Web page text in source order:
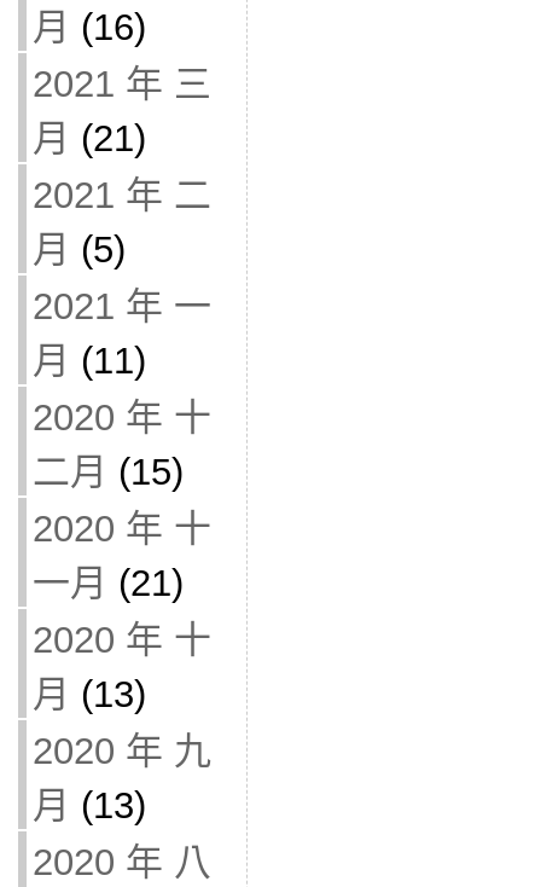
月 (16)
2021 年 三
月 (21)
2021 年 二
月 (5)
2021 年 一
月 (11)
2020 年 十
二月 (15)
2020 年 十
一月 (21)
2020 年 十
月 (13)
2020 年 九
月 (13)
2020 年 八